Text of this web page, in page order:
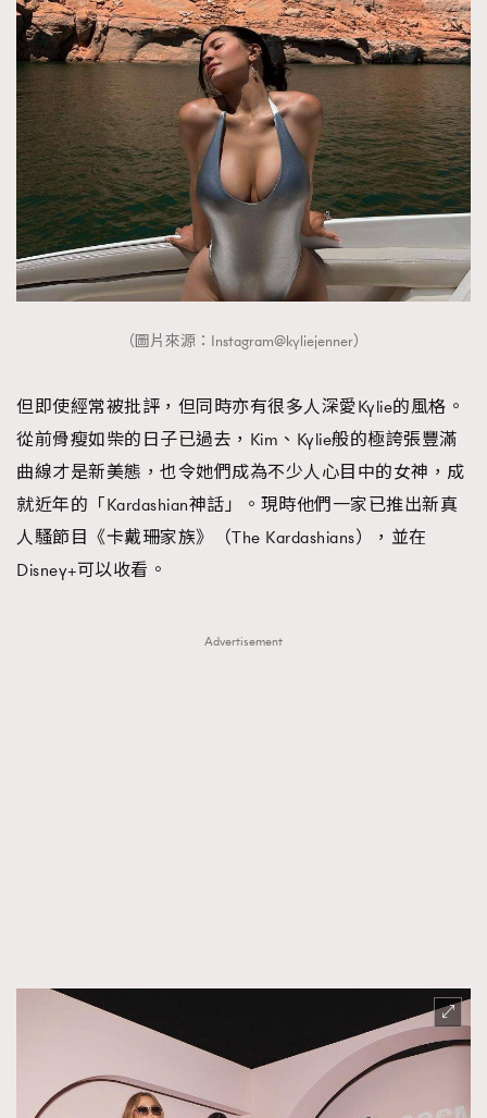
（圖片來源：Instagram@kyliejenner）
但即使經常被批評，但同時亦有很多人深愛Kylie的風格。
從前骨瘦如柴的日子已過去，Kim、Kylie般的極誇張豐滿
曲線才是新美態，也令她們成為不少人心目中的女神，成
就近年的「Kardashian神話」。現時他們一家已推出新真
人騷節目《卡戴珊家族》（The Kardashians），並在
Disney+可以收看。
Advertisement